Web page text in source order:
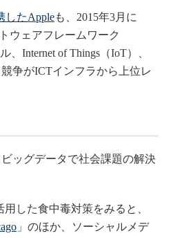
したAppleも、2015年3月に
ウェアフレームワーク
、Internet of Things（IoT）、
争がICTインフラから上位レ
ッグデータで社会課題の解決
した食中毒対策をみると、
」のほか、ソーシャルメデ